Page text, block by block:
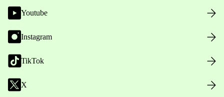
Youtube
Instagram
TikTok
X